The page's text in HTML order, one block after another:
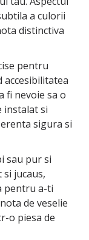
a culorii
distinctiva
pentru
fi nevoie sa o
instalat si
sigura si
sau pur si
jucaus,
pentru a-ti
de veselie
o piesa de